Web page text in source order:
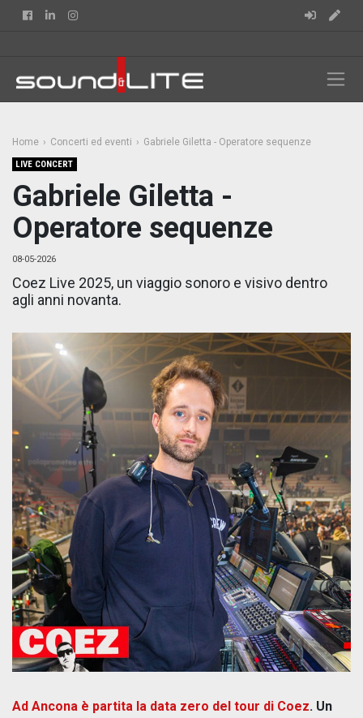
FacebookLinkedin
Home Concerti ed eventi Gabriele Giletta - Operatore sequenze
LIVE CONCERT
Gabriele Giletta -
Operatore sequenze
08-05-2026
Coez Live 2025, un viaggio sonoro e visivo dentro
agli anni novanta.
Ad Ancona è partita la data zero del tour di Coez. Un